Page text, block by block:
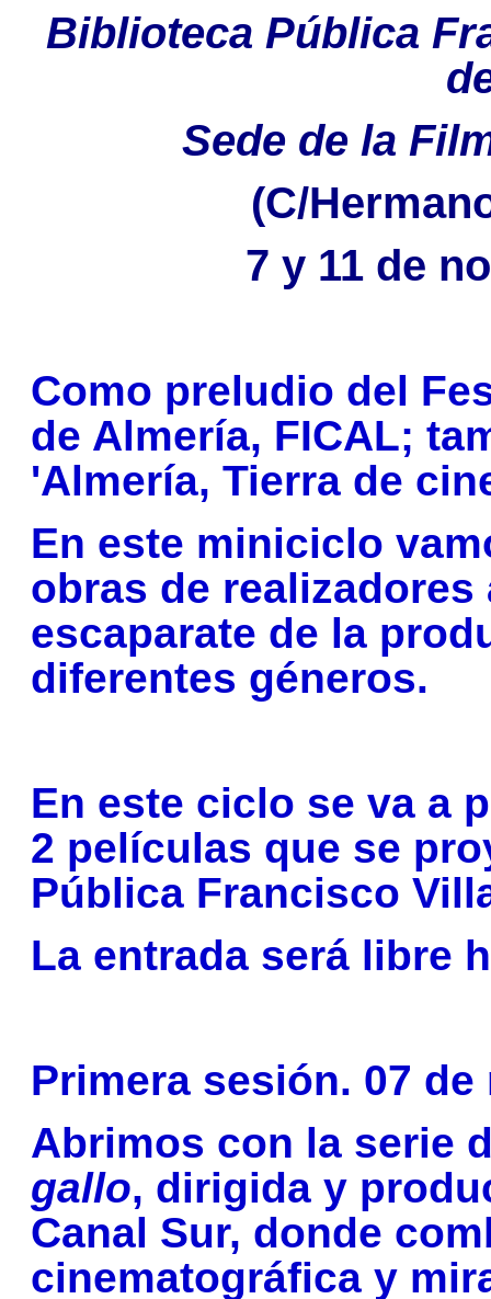
Biblioteca Pública
Sede de la
(C/
7 y 11 de
Como preludio del
de Almería, FICAL;
'Almería, Tierra de
En este miniciclo
obras de
escaparate de la
diferentes géneros.
En este ciclo se va a
2 películas que se
Pública Francisco
La entrada será libre
Primera sesión. 07
Abrimos con la serie
gallo, dirigida y
Canal Sur, donde
cinematográfica y